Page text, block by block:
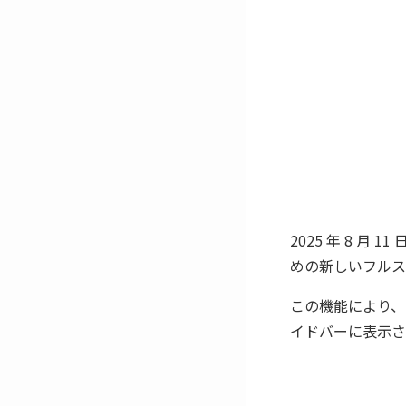
2025 年 8 月 11
めの新しいフル
この機能により
イドバーに表示